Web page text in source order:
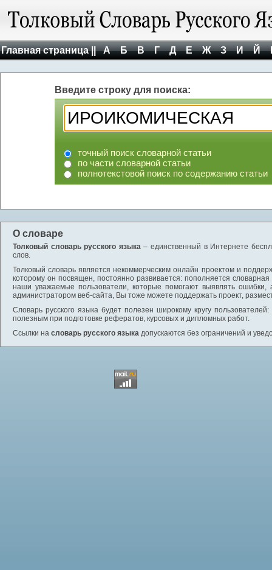
Главная страница || А Б В Г Д Е Ж З И Й
Введите строку для поиска:
точный поиск словарной статьи
по части словарной статьи
полнотекстовой поиск по содержанию статьи
О словаре
Толковый словарь русского языка– единственный в Интернете
слов.
Толковый словарь является некоммерческим онлайн проектом и
которому он посвящен, постоянно развивается: пополняется
наши уважаемые пользователи, которые помогают выявлять
администратором веб-сайта, Вы тоже можете поддержать проект,
Словарь русского языка будет полезен широкому кругу
полезным при подготовке рефератов, курсовых и дипломных работ.
Ссылки на словарь русского языка допускаются без ограничений и